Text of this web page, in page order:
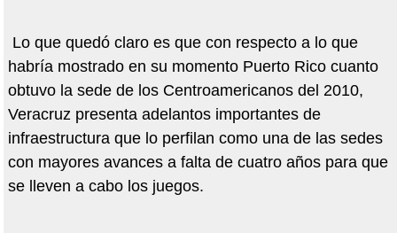
Lo que quedó claro es que con respecto a lo que
habría mostrado en su momento Puerto Rico cuanto
obtuvo la sede de los Centroamericanos del 2010,
Veracruz presenta adelantos importantes de
infraestructura que lo perfilan como una de las sedes
con mayores avances a falta de cuatro años para que
se lleven a cabo los juegos.